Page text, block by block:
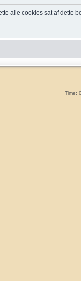
alle cookies sat af dette
Time: